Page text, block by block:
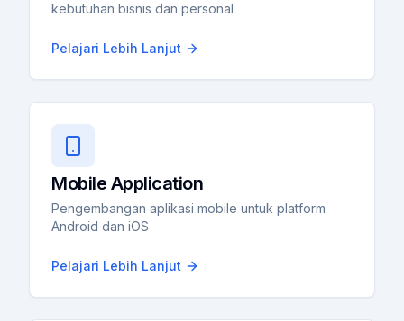
kebutuhan bisnis dan personal
Pelajari Lebih Lanjut
Mobile Application
Pengembangan aplikasi mobile untuk platform
Android dan iOS
Pelajari Lebih Lanjut